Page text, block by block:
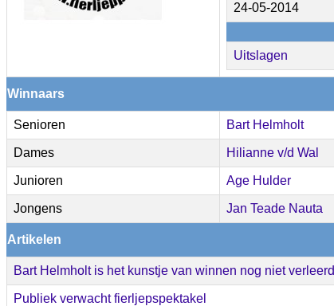
24-05-2014
Uitslagen
Winnaars
Senioren Bart Helmholt
Dames Hilianne v/d Wal
Junioren Age Hulder
Jongens Jan Teade Nauta
Artikelen
Bart Helmholt is het kunstje van winnen nog niet verleerd
Publiek verwacht fierljepspektakel